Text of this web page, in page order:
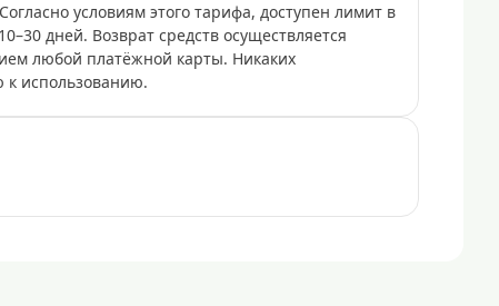
условиям этого тарифа, доступен лимит в
дней. Возврат средств осуществляется
любой платёжной карты. Никаких
к использованию.